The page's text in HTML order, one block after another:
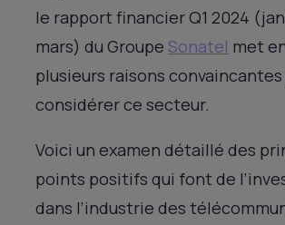
le rapport financier Q1 2024
mars) du Groupe Sonatel met
plusieurs raisons
considérer ce secteur.
Voici un examen détaillé des
points positifs qui font de
dans l’industrie des